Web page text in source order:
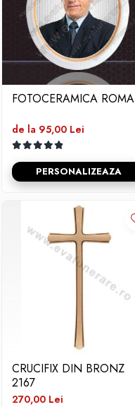
FOTOCERAMICA ROMA
de la 95,00 Lei
PERSONALIZEAZA
CRUCIFIX DIN BRONZ
2167
270,00 Lei